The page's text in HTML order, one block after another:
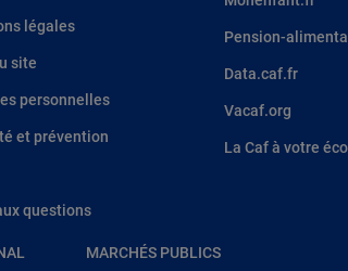
légales
site
personnelles
et prévention
questions
Pension-
Data.caf.fr
Vacaf.org
La Caf à votre
MARCHÉS PUBLICS